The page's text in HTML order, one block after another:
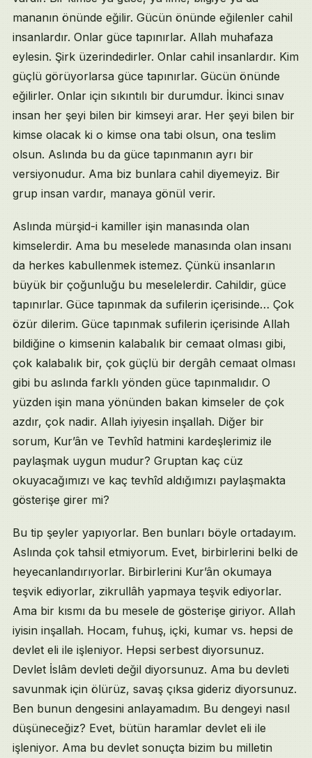
mananın önünde eğilir. Gücün önünde eğilenler cahil
insanlardır. Onlar güce tapınırlar. Allah muhafaza
eylesin. Şirk üzerindedirler. Onlar cahil insanlardır. Kim
güçlü görüyorlarsa güce tapınırlar. Gücün önünde
eğilirler. Onlar için sıkıntılı bir durumdur. İkinci sınav
insan her şeyi bilen bir kimseyi arar. Her şeyi bilen bir
kimse olacak ki o kimse ona tabi olsun, ona teslim
olsun. Aslında bu da güce tapınmanın ayrı bir
versiyonudur. Ama biz bunlara cahil diyemeyiz. Bir
grup insan vardır, manaya gönül verir.
Aslında mürşid-i kamiller işin manasında olan
kimselerdir. Ama bu meselede manasında olan insanı
da herkes kabullenmek istemez. Çünkü insanların
büyük bir çoğunluğu bu meselelerdir. Cahildir, güce
tapınırlar. Güce tapınmak da sufilerin içerisinde… Çok
özür dilerim. Güce tapınmak sufilerin içerisinde Allah
bildiğine o kimsenin kalabalık bir cemaat olması gibi,
çok kalabalık bir, çok güçlü bir dergâh cemaat olması
gibi bu aslında farklı yönden güce tapınmalıdır. O
yüzden işin mana yönünden bakan kimseler de çok
azdır, çok nadir. Allah iyiyesin inşallah. Diğer bir
sorum, Kur’ân ve Tevhîd hatmini kardeşlerimiz ile
paylaşmak uygun mudur? Gruptan kaç cüz
okuyacağımızı ve kaç tevhîd aldığımızı paylaşmakta
gösterişe girer mi?
Bu tip şeyler yapıyorlar. Ben bunları böyle ortadayım.
Aslında çok tahsil etmiyorum. Evet, birbirlerini belki de
heyecanlandırıyorlar. Birbirlerini Kur’ân okumaya
teşvik ediyorlar, zikrullâh yapmaya teşvik ediyorlar.
Ama bir kısmı da bu mesele de gösterişe giriyor. Allah
iyisin inşallah. Hocam, fuhuş, içki, kumar vs. hepsi de
devlet eli ile işleniyor. Hepsi serbest diyorsunuz.
Devlet İslâm devleti değil diyorsunuz. Ama bu devleti
savunmak için ölürüz, savaş çıksa gideriz diyorsunuz.
Ben bunun dengesini anlayamadım. Bu dengeyi nasıl
düşüneceğiz? Evet, bütün haramlar devlet eli ile
işleniyor. Ama bu devlet sonuçta bizim bu milletin